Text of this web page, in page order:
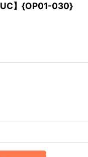
UC】{OP01-030}